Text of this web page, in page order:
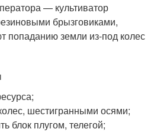
— культиватор
брызговиками,
попаданию земли из-под колес
шестигранными осями;
блок плугом, телегой;